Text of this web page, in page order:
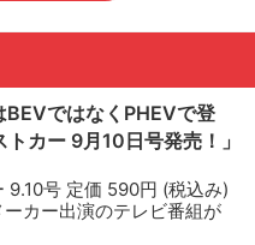
BEVではなくPHEVで登
カー 9月10日号発売！」
9.10号 定価 590円 (税込み)
カー出演のテレビ番組が